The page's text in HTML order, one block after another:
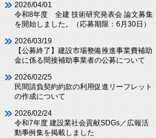
2026/04/01
令和8年度 全建 技術研究発表会 論文募集
を開始しました。（応募期限：6月30日）
2026/03/19
【公募終了】建設市場整備推進事業費補助
金に係る間接補助事業者の公募について
2026/02/25
民間請負契約約款の利用促進リーフレット
の作成について
2026/02/24
令和7年度 建設業社会貢献SDGs／広報活
動事例集を掲載しました